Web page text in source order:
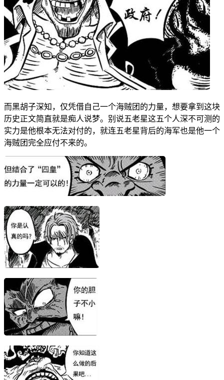
而黑胡子深知，仅凭借自己一个海贼团的力量，想要拿到这块
历史正文简直就是痴人说梦。别说五老星这五个人深不可测的
实力是他根本无法对付的，就连五老星背后的海军也是他一个
海贼团完全应付不来的。